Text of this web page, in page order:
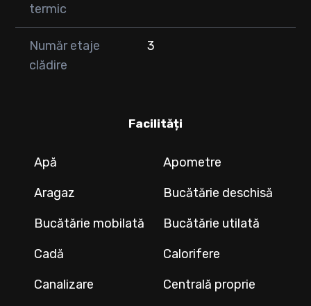
termic
Număr etaje
clădire
3
Facilități
Apă
Apometre
Aragaz
Bucătărie deschisă
Bucătărie mobilată
Bucătărie utilată
Cadă
Calorifere
Canalizare
Centrală proprie